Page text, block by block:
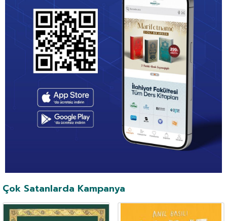
Çok Satanlarda Kampanya